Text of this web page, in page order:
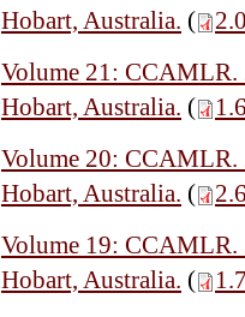
Hobart, Australia. (
Volume 21:
Hobart, Australia. (
Volume 20:
Hobart, Australia. (
Volume 19:
Hobart, Australia. (